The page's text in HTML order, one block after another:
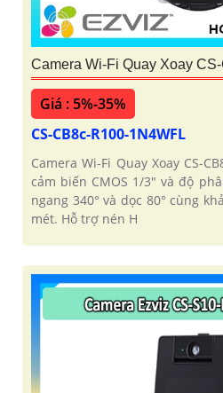
Camera Wi-Fi Quay Xoay
Giá : 5%-35%
CS-CB8c-R100-1N4WFL
Camera Wi-Fi Quay Xoay CS-
cảm biến CMOS 1/3" và độ
ngang 340° và dọc 80° cùng
mét. Hỗ trợ nén H